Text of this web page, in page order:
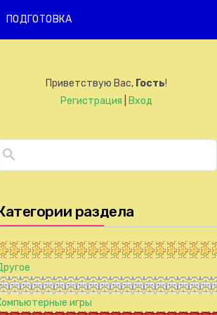
ПОДГОТОВКА
Приветствую Вас, Гость!
Регистрация
Вход
раздела
игры